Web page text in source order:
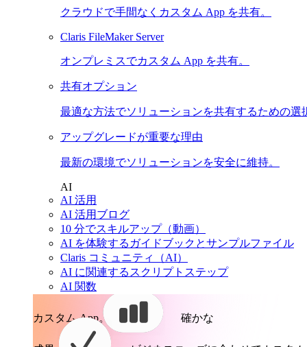
クラウドで手間なくカスタム App を共有。
Claris FileMaker Server
オンプレミスでカスタム App を共有。
共有オプション
最適な方法でソリューションを共有するための選
アップグレードが重要な理由
最新の環境でソリューションを安全に維持。
AI
AI 活用
AI 活用ブログ
10 分でスキルアップ（動画）
AI を体験するガイドブックとサンプルファイル
Claris コミュニティ（AI）
AI に関連するスクリプトステップ
AI 関数
カスタム App。 確かな